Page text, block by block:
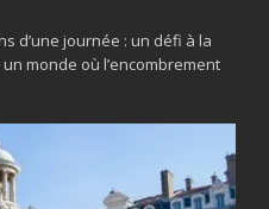
d’une journée : un défi à la
monde où l’encombrement